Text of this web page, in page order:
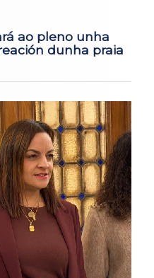
ao pleno unha
dunha praia